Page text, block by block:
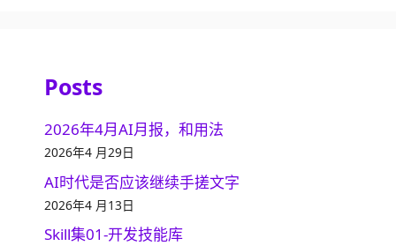
Posts
2026年4月AI月报，和用法
2026年4 月29日
AI时代是否应该继续手搓文字
2026年4 月13日
Skill集01-开发技能库